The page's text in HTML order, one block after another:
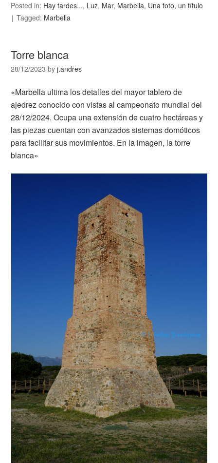
Posted in: Hay tardes..., Luz, Mar, Marbella, Una foto, un título
Tagged: Marbella
Torre blanca
28/12/2023 byj.andres
«Marbella ultima los detalles del mayor tablero de
ajedrez conocido con vistas al campeonato mundial del
28/12/2024. Ocupa una extensión de cuatro hectáreas y
las piezas cuentan con avanzados sistemas domóticos
para facilitar sus movimientos. En la imagen, la torre
blanca»